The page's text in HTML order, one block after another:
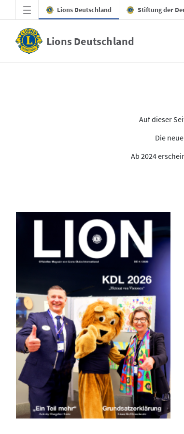
Zum Hauptinhalt springen
Lions Deutschland Stiftung der
Lions Deutschland
Auf dieser
Die
Ab 2024